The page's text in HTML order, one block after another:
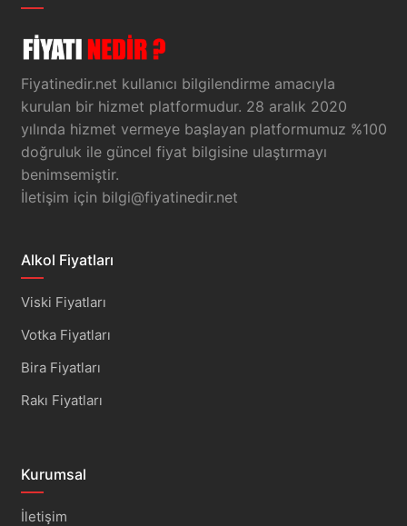
Fiyatinedir.net kullanıcı bilgilendirme amacıyla
kurulan bir hizmet platformudur. 28 aralık 2020
yılında hizmet vermeye başlayan platformumuz %100
doğruluk ile güncel fiyat bilgisine ulaştırmayı
benimsemiştir.
İletişim için bilgi@fiyatinedir.net
Alkol Fiyatları
Viski Fiyatları
Votka Fiyatları
Bira Fiyatları
Rakı Fiyatları
Kurumsal
İletişim